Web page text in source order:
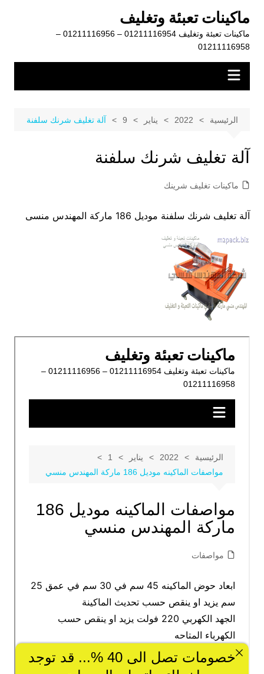
المحتوى
ماكينات تعبئة وتغليف
ماكينات تعبئة وتغليف 01211116954 – 01211116956 –
01211116958
الرئيسية 2022 يناير 9 آلة تغليف شرنك سلفنة
آلة تغليف شرنك سلفنة
ماكينات تغليف شرينك
آلة تغليف شرنك سلفنة موديل 186 ماركة المهندس منسى